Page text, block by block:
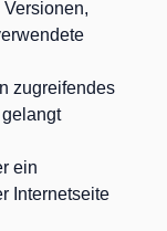
zugreifendes
ein
Internetseite